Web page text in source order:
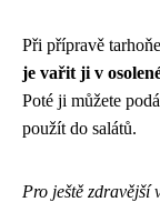
Při přípravě
je vařit ji v
Poté ji můžete
použít do salátů.
Pro ještě zdravější